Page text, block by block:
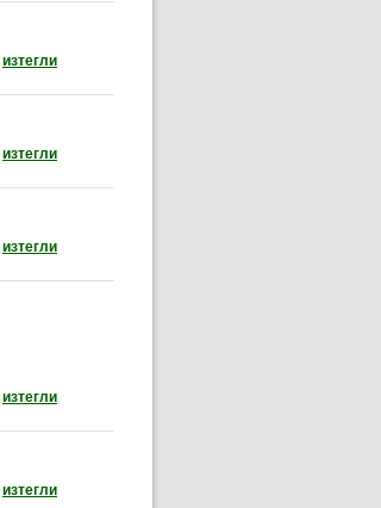
изтеглидокумент: БЮДЖЕТ НА ИЗПЪЛНИТЕЛНА
изтеглидокумент: БЮДЖЕТ НА ИЗПЪЛНИТЕЛНА
изтеглидокумент: БЮДЖЕТ НА ИЗПЪЛНИТЕЛНА
изтеглидокумент: ЗАПОВЕД И ПРАВИЛА ЗА
изтеглидокумент: Разходи Ковид (отваря се в нов